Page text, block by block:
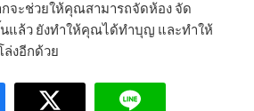
จะช่วยให้คุณสามารถจัดห้อง จัด
แล้ว ยังทำให้คุณได้ทำบุญ และทำให้
งอีกด้วย